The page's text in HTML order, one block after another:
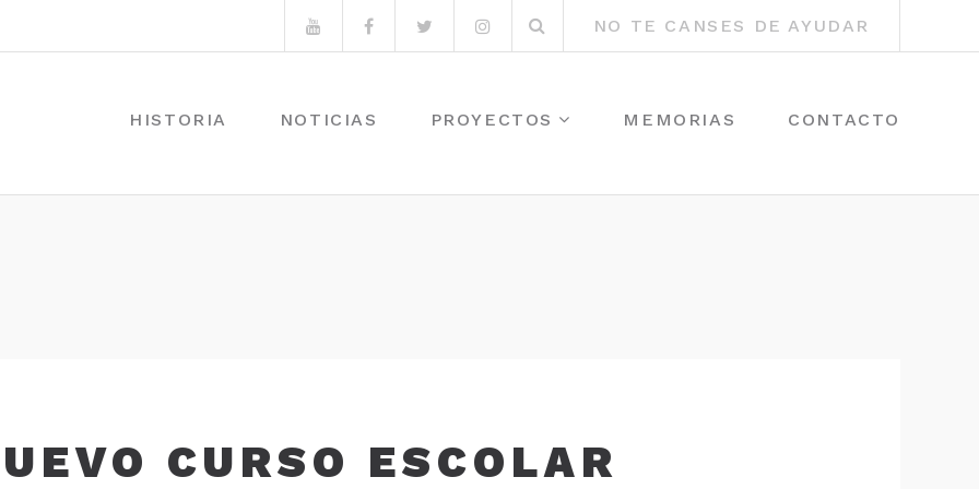
YoutubeFacebookTwitterInstagram
por:
NO TE CANSES DE AYUDAR
HISTORIA NOTICIAS PROYECTOS MEMORIAS CONTACTO
CURSO ESCOLAR